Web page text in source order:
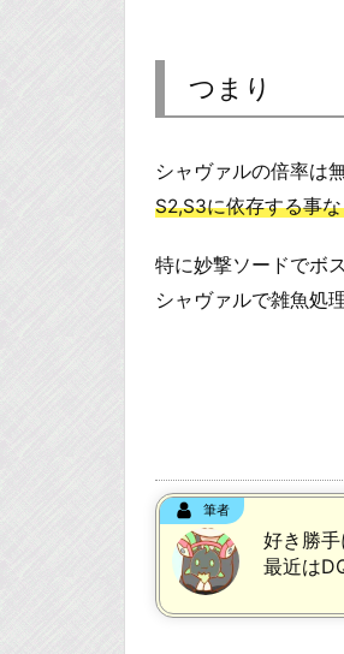
つまり
シャヴァルの倍率は
S2,S3に依存する事
特に妙撃ソードでボ
シャヴァルで雑魚処
筆者
好き勝手
最近は